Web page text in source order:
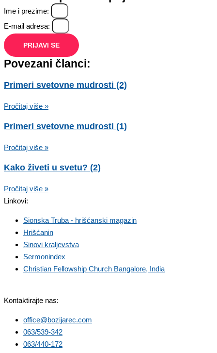
Ime i prezime:
E-mail adresa:
PRIJAVI SE
Povezani članci:
Primeri svetovne mudrosti (2)
Pročitaj više »
Primeri svetovne mudrosti (1)
Pročitaj više »
Kako živeti u svetu? (2)
Pročitaj više »
Linkovi:
Sionska Truba - hrišćanski magazin
Hrišćanin
Sinovi kraljevstva
Sermonindex
Christian Fellowship Church Bangalore, India
Kontaktirajte nas:
office@bozijarec.com
063/539-342
063/440-172